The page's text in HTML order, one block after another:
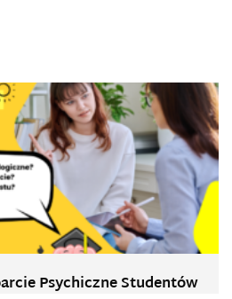
Psychiczne Studentów